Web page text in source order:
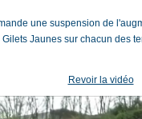
une suspension de
Jaunes sur chacun des
Revoir la vidéo